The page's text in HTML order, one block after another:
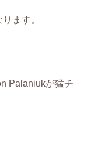
ます。
Palaniukが猛チ